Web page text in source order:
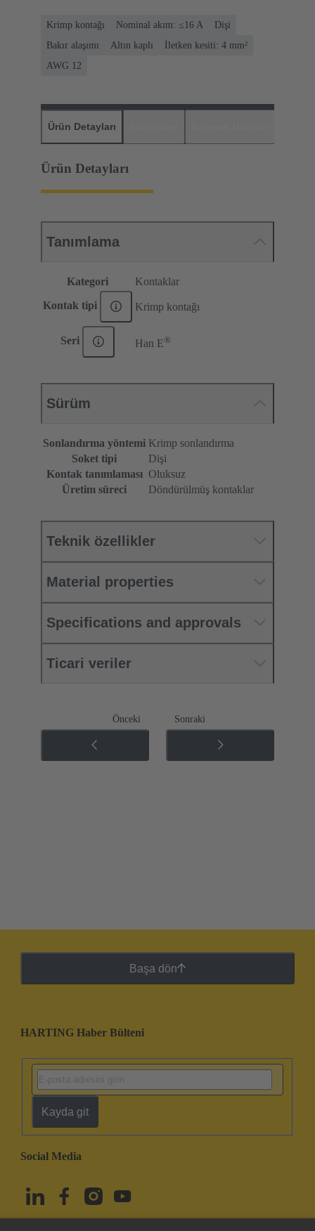
Krimp kontağı Nominal akım: ≤16 A
Dişi
Bakır alaşımı
Altın kaplı
İletken kesiti: 4 mm²
AWG 12
Ürün Detayları
Ürün Detayları
Tanımlama
Kategori Kontaklar
Kontak tipi Krimp kontağı
Seri Han E®
Sürüm
Sonlandırma yöntemi Krimp sonlandırma
Soket tipi
Dişi
Kontak tanımlaması Oluksuz
Üretim süreci
Döndürülmüş kontaklar
Teknik özellikler
Material properties
Specifications and approvals
Ticari veriler
Önceki Sonraki
Başa dön
HARTING Haber Bülteni
Kayda git
Social Media